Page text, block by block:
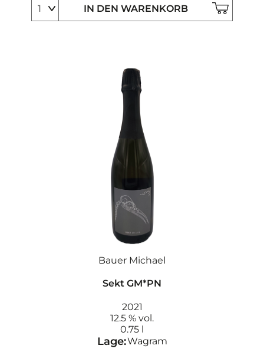
IN DEN WARENKORB
Bauer Michael
Sekt GM*PN
2021
12.5 % vol.
0.75 l
Lage:Wagram